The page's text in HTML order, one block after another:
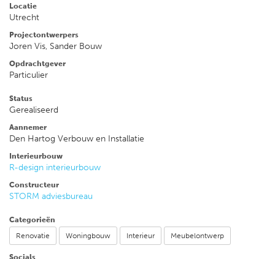
Locatie
Utrecht
Projectontwerpers
Joren Vis, Sander Bouw
Opdrachtgever
Particulier
Status
Gerealiseerd
Aannemer
Den Hartog Verbouw en Installatie
Interieurbouw
R-design interieurbouw
Constructeur
STORM adviesbureau
Categorieën
Renovatie
Woningbouw Interieur Meubelontwerp
Socials